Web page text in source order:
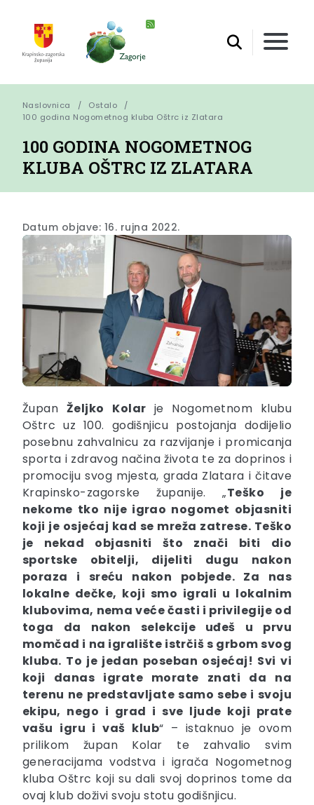
Naslovnica
Ostalo
100 godina Nogometnog kluba Oštrc iz Zlatara
100 GODINA NOGOMETNOG
KLUBA OŠTRC IZ ZLATARA
Datum objave: 16. rujna 2022.
Župan Željko Kolar je Nogometnom klubu
Oštrc uz 100. godišnjicu postojanja dodijelio
posebnu zahvalnicu za razvijanje i promicanja
sporta i zdravog načina života te za doprinos i
promociju svog mjesta, grada Zlatara i čitave
Krapinsko-zagorske županije. „Teško je
nekome tko nije igrao nogomet objasniti
koji je osjećaj kad se mreža zatrese. Teško
je nekad objasniti što znači biti dio
sportske obitelji, dijeliti dugu nakon
poraza i sreću nakon pobjede. Za nas
lokalne dečke, koji smo igrali u lokalnim
klubovima, nema veće časti i privilegije od
toga da nakon selekcije uđeš u prvu
momčad i na igralište istrčiš s grbom svog
kluba. To je jedan poseban osjećaj! Svi vi
koji danas igrate morate znati da na
terenu ne predstavljate samo sebe i svoju
ekipu, nego i grad i sve ljude koji prate
vašu igru i vaš klub“ – istaknuo je ovom
prilikom župan Kolar te zahvalio svim
generacijama vodstva i igrača Nogometnog
kluba Oštrc koji su dali svoj doprinos tome da
ovaj klub doživi svoju stotu godišnjicu.